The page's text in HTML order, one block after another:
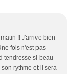
!! J'arrive bien
fois n'est pas
tendresse si beau
rythme et il sera